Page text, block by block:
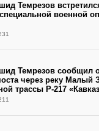
Темрезов
военной
Темрезов сообщил
через реку Малый
трассы Р-217